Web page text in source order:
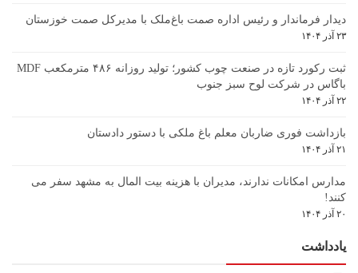
دیدار فرماندار و رئیس اداره صمت باغ‌ملک با مدیرکل صمت خوزستان
۲۳ آذر ۱۴۰۴
ثبت رکورد تازه در صنعت چوب کشور؛ تولید روزانه ۴۸۶ مترمکعب MDF
باگاس در شرکت لوح سبز جنوب
۲۲ آذر ۱۴۰۴
بازداشت فوری ضاربان معلم باغ ملکی با دستور دادستان
۲۱ آذر ۱۴۰۴
مدارس امکانات ندارند، مدیران با هزینه بیت المال به مشهد سفر می
کنند!
۲۰ آذر ۱۴۰۴
یادداشت